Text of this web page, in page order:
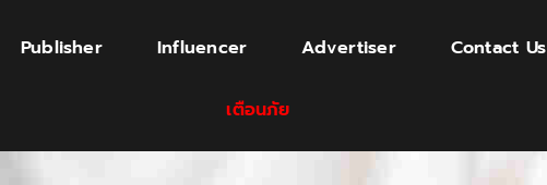
Publisher Influencer Advertiser Contact Us
เตือนภัย